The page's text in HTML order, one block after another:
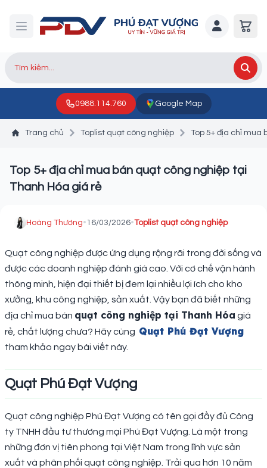
0988.114.760 Google Map
Trang chủ Toplist quạt công nghiệp Top 5+ địa chỉ mua
Top 5+ địa chỉ mua bán quạt công nghiệp tại
Thanh Hóa giá rẻ
Hoàng Thương• 16/03/2026•Toplist quạt công nghiệp
Quạt công nghiệp được ứng dụng rộng rãi trong đời sống và
được các doanh nghiệp đánh giá cao. Với cơ chế vận hành
thông minh, hiện đại thiết bị đem lại nhiều lợi ích cho kho
xưởng, khu công nghiệp, sản xuất. Vậy bạn đã biết những
địa chỉ mua bán quạt công nghiệp tại Thanh Hóa giá
rẻ, chất lượng chưa? Hãy cùng Quạt Phú Đạt Vượng
tham khảo ngay bài viết này.
Quạt Phú Đạt Vượng
Quạt công nghiệp Phú Đạt Vượng có tên gọi đầy đủ Công
ty TNHH đầu tư thương mại Phú Đạt Vượng. Là một trong
những đơn vị tiên phong tại Việt Nam trong lĩnh vực sản
xuất và phân phối quạt công nghiệp. Trải qua hơn 10 năm